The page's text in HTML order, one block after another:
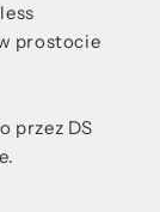
prostocie
przez DS